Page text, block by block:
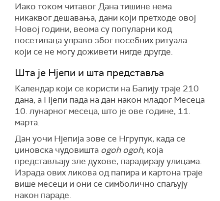
Иако током читавог Дана тишине нема
никаквог дешавања, дани који претходе овој
Новој години, веома су популарни код
посетилаца управо због посебних ритуала
који се не могу доживети нигде другде.
Шта је Нјепи и шта представља
Календар који се користи на Балију траје 210
дана, а Нјепи пада на дан након младог Месеца
10. лунарног месеца, што је ове године, 11.
марта.
Дан уочи Нјепија зове се Нгрупук, када се
џиновска чудовишта ogoh ogoh, која
представљају зле духове, парадирају улицама.
Израда ових ликова од папира и картона траје
више месеци и они се симболично спаљују
након параде.